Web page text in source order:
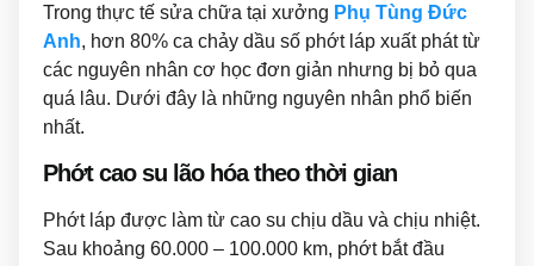
Trong thực tế sửa chữa tại xưởng Phụ Tùng Đức
Anh, hơn 80% ca chảy dầu số phớt láp xuất phát từ
các nguyên nhân cơ học đơn giản nhưng bị bỏ qua
quá lâu. Dưới đây là những nguyên nhân phổ biến
nhất.
Phớt cao su lão hóa theo thời gian
Phớt láp được làm từ cao su chịu dầu và chịu nhiệt.
Sau khoảng 60.000 – 100.000 km, phớt bắt đầu